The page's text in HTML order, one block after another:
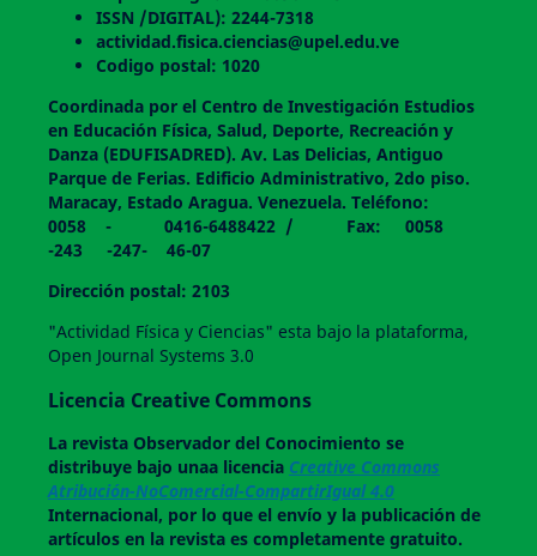
ISSN /DIGITAL): 2244-7318
actividad.fisica.ciencias@upel.edu.ve
Codigo postal: 1020
Coordinada por el Centro de Investigación Estudios
en Educación Física, Salud, Deporte, Recreación y
Danza (EDUFISADRED). Av. Las Delicias, Antiguo
Parque de Ferias. Edificio Administrativo, 2do piso.
Maracay, Estado Aragua. Venezuela. Teléfono:
0058 - 0416-6488422 / Fax: 0058
-243 -247- 46-07
Dirección postal: 2103
"Actividad Física y Ciencias" esta bajo la plataforma,
Open Journal Systems 3.0
Licencia Creative Commons
La revistaObservador del Conocimiento se
distribuye bajo unaa licencia Creative Commons
Atribución-NoComercial-CompartirIgual 4.0
Internacional, por lo que el envío y la publicación de
artículos en la revista es completamente gratuito.